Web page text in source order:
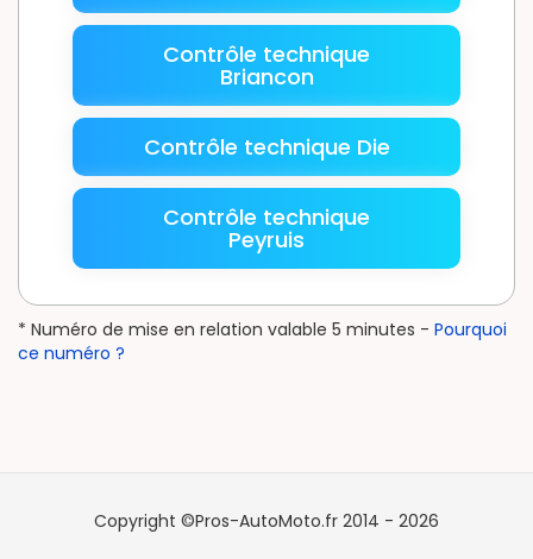
Contrôle technique
Briancon
Contrôle technique Die
Contrôle technique
Peyruis
* Numéro de mise en relation valable 5 minutes - Pourquoi
ce numéro ?
Copyright ©Pros-AutoMoto.fr 2014 - 2026